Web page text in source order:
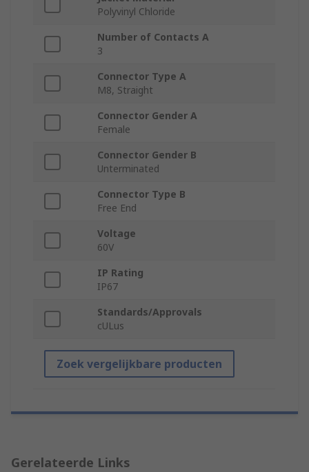
Polyvinyl Chloride
Number of Contacts A
3
Connector Type A
M8, Straight
Connector Gender A
Female
Connector Gender B
Unterminated
Connector Type B
Free End
Voltage
60V
IP Rating
IP67
Standards/Approvals
cULus
Zoek vergelijkbare producten
Gerelateerde Links